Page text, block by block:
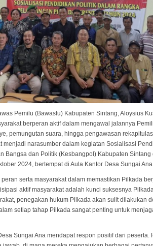
Pemilu (Bawaslu) Kabupaten Sintang, Aloysius
berperan aktif dalam mengawal jalannya
pemungutan suara, hingga pengawasan
menjadi narasumber dalam kegiatan Sosialisasi
Bangsa dan Politik (Kesbangpol) Kabupaten Sintang
2024, bertempat di Aula Kantor Desa Sungai Ana.
serta masyarakat dalam memastikan Pilkada
aktif masyarakat adalah kunci suksesnya
penegakan hukum Pilkada akan sulit dilakukan
setiap tahap Pilkada sangat penting untuk
Sungai Ana mendapat respon positif dari peserta.